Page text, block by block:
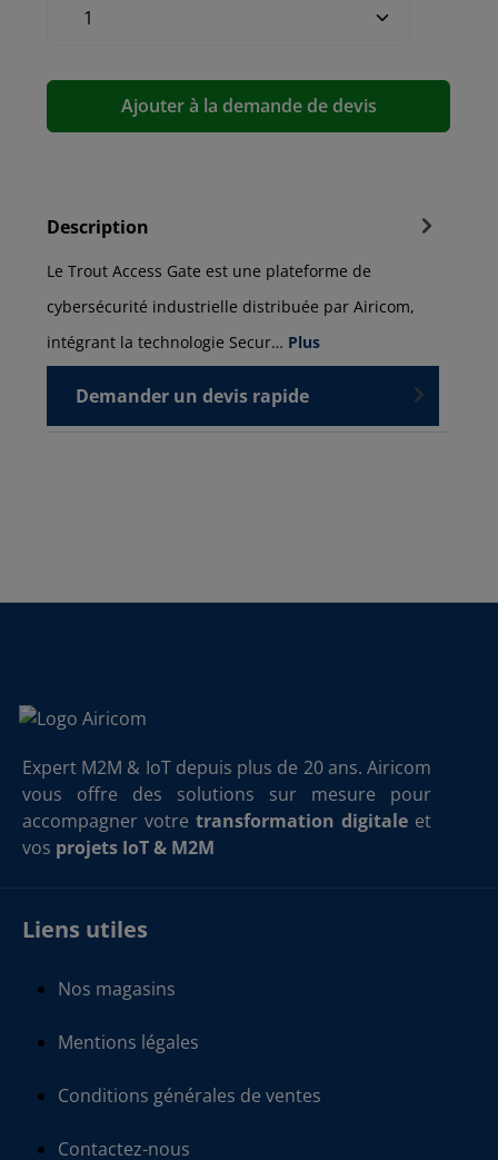
Ajouter à la demande de devis
Description
Le Trout Access Gate est une plateforme de
cybersécurité industrielle distribuée par Airicom,
intégrant la technologie Secur… Plus
Demander un devis rapide
Expert M2M & IoT depuis plus de 20 ans. Airicom
vous offre des solutions sur mesure pour
accompagner votre transformation digitale et
vos projets IoT & M2M
Liens utiles
Nos magasins
Mentions légales
Conditions générales de ventes
Contactez-nous